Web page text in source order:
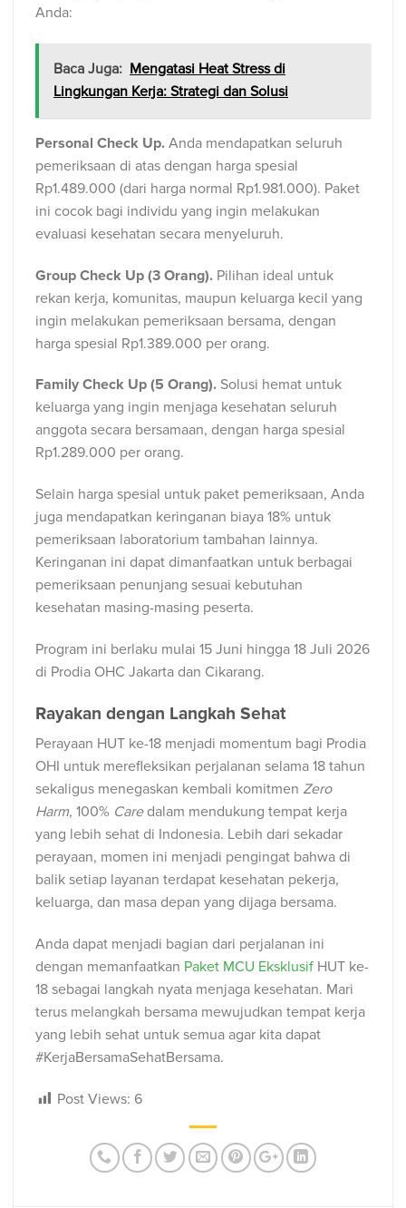
Anda:
Baca Juga: Mengatasi Heat Stress di
Lingkungan Kerja: Strategi dan Solusi
Personal Check Up. Anda mendapatkan seluruh
pemeriksaan di atas dengan harga spesial
Rp1.489.000 (dari harga normal Rp1.981.000). Paket
ini cocok bagi individu yang ingin melakukan
evaluasi kesehatan secara menyeluruh.
Group Check Up (3 Orang). Pilihan ideal untuk
rekan kerja, komunitas, maupun keluarga kecil yang
ingin melakukan pemeriksaan bersama, dengan
harga spesial Rp1.389.000 per orang.
Family Check Up (5 Orang). Solusi hemat untuk
keluarga yang ingin menjaga kesehatan seluruh
anggota secara bersamaan, dengan harga spesial
Rp1.289.000 per orang.
Selain harga spesial untuk paket pemeriksaan, Anda
juga mendapatkan keringanan biaya 18% untuk
pemeriksaan laboratorium tambahan lainnya.
Keringanan ini dapat dimanfaatkan untuk berbagai
pemeriksaan penunjang sesuai kebutuhan
kesehatan masing-masing peserta.
Program ini berlaku mulai 15 Juni hingga 18 Juli 2026
di Prodia OHC Jakarta dan Cikarang.
Rayakan dengan Langkah Sehat
Perayaan HUT ke-18 menjadi momentum bagi Prodia
OHI untuk merefleksikan perjalanan selama 18 tahun
sekaligus menegaskan kembali komitmen Zero
Harm, 100% Caredalam mendukung tempat kerja
yang lebih sehat di Indonesia. Lebih dari sekadar
perayaan, momen ini menjadi pengingat bahwa di
balik setiap layanan terdapat kesehatan pekerja,
keluarga, dan masa depan yang dijaga bersama.
Anda dapat menjadi bagian dari perjalanan ini
dengan memanfaatkan Paket MCU Eksklusif HUT ke-
18 sebagai langkah nyata menjaga kesehatan. Mari
terus melangkah bersama mewujudkan tempat kerja
yang lebih sehat untuk semua agar kita dapat
#KerjaBersamaSehatBersama.
Post Views: 6